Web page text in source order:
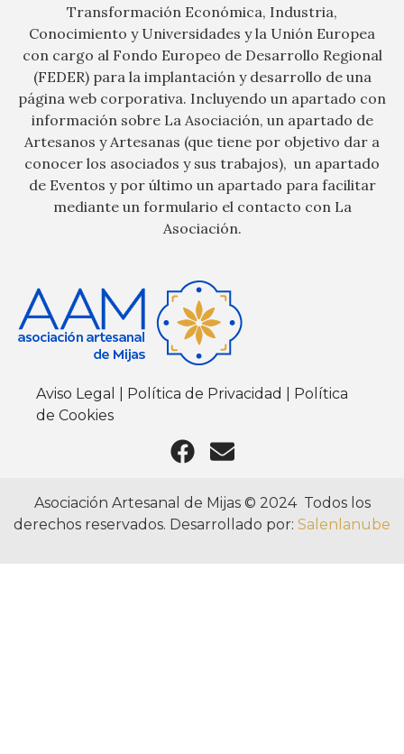
Transformación Económica, Industria,
Conocimiento y Universidades y la Unión Europea
con cargo al Fondo Europeo de Desarrollo Regional
(FEDER) para la implantación y desarrollo de una
página web corporativa. Incluyendo un apartado con
información sobre La Asociación, un apartado de
Artesanos y Artesanas (que tiene por objetivo dar a
conocer los asociados y sus trabajos), un apartado
de Eventos y por último un apartado para facilitar
mediante un formulario el contacto con La
Asociación.
Aviso Legal Política de Privacidad
Política
de Cookies
Asociación Artesanal de Mijas © 2024 Todos los
derechos reservados. Desarrollado por: Salenlanube